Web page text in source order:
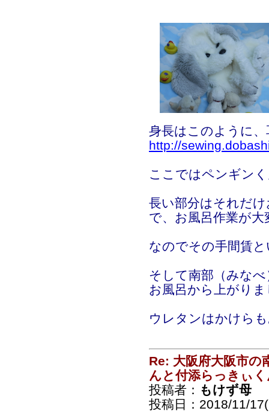
身長はこのように
http://
ここではペンギン
長い部分はそれだ
で、お風呂作業が
なのでその手間賃
そして南部（みな
お風呂から上がり
ウレタンはかけら
Re: 大阪府大阪市の
んと付添らっきぃ
投稿者： もけず母
投稿日：2018/11/